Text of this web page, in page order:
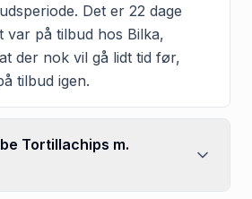
Det er 22 dage
var på tilbud hos Bilka,
der nok vil gå lidt tid før,
tilbud igen.
Tortillachips m.